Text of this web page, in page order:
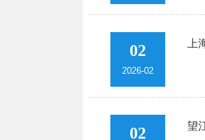
02
2026-02
02 望